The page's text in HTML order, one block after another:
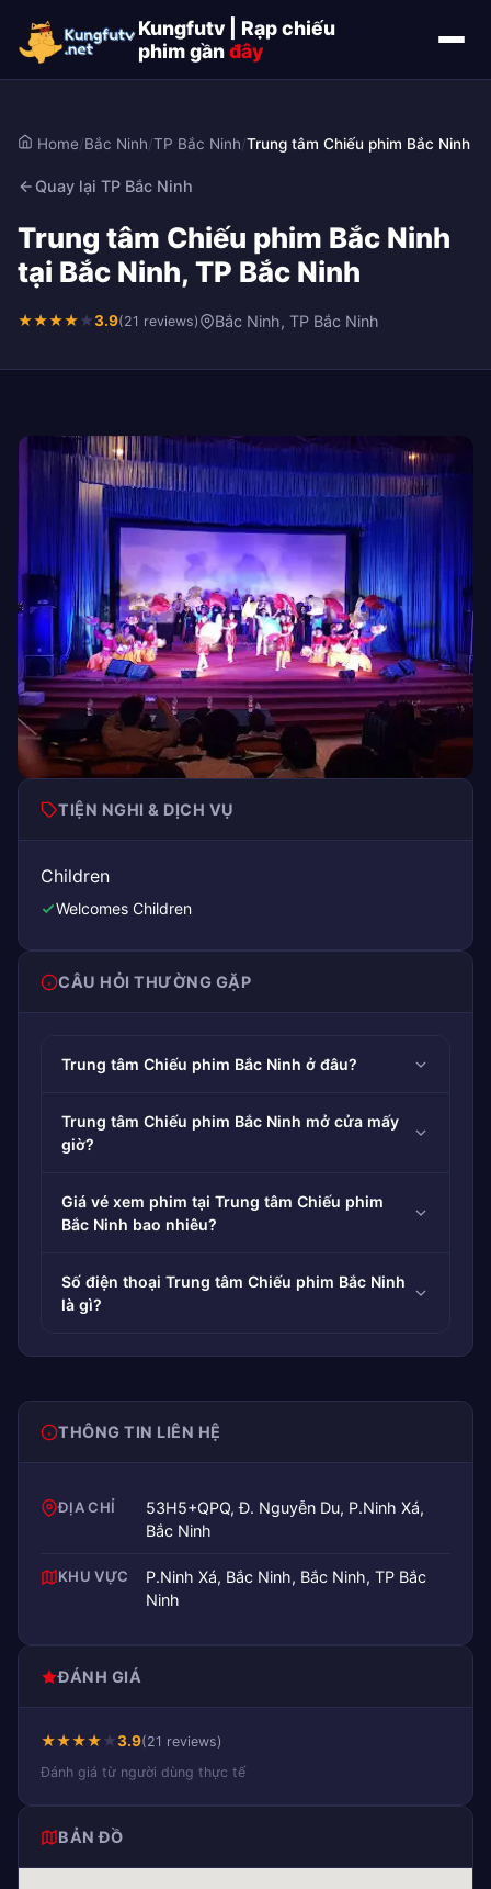
Kungfutv | Rạp chiếu
phim gầnđây
Home/Bắc Ninh/TP Bắc Ninh/Trung tâm Chiếu phim Bắc Ninh
Quay lại TP Bắc Ninh
Trung tâm Chiếu phim Bắc Ninh
tại Bắc Ninh, TP Bắc Ninh
★★★★★3.9(21 reviews) Bắc Ninh, TP Bắc Ninh
TIỆN NGHI & DỊCH VỤ
Children
Welcomes Children
CÂU HỎI THƯỜNG GẶP
Trung tâm Chiếu phim Bắc Ninh ở đâu?
Trung tâm Chiếu phim Bắc Ninh mở cửa mấy
giờ?
Giá vé xem phim tại Trung tâm Chiếu phim
Bắc Ninh bao nhiêu?
Số điện thoại Trung tâm Chiếu phim Bắc Ninh
là gì?
THÔNG TIN LIÊN HỆ
ĐỊA CHỈ
53H5+QPQ, Đ. Nguyễn Du, P.Ninh Xá,
Bắc Ninh
KHU VỰC
P.Ninh Xá, Bắc Ninh, Bắc Ninh, TP Bắc
Ninh
ĐÁNH GIÁ
★★★★★3.9(21 reviews)
Đánh giá từ người dùng thực tế
BẢN ĐỒ